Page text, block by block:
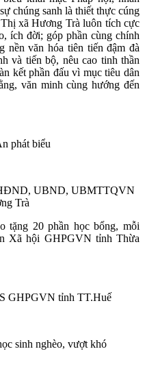
chúng sanh là thiết thực cúng
xã Hương Trà luôn tích cực
ích đời; góp phần cùng chính
nền văn hóa tiên tiến đậm đà
và tiến bộ, nêu cao tinh thần
kết phần đấu vì mục tiêu dân
văn minh cùng hướng đến
phát biểu
UBND, UBMTTQVN
Trà
tặng 20 phần học bổng, mỗi
Xã hội GHPGVN tỉnh Thừa
GHPGVN tỉnh TT.Huế
sinh nghèo, vượt khó